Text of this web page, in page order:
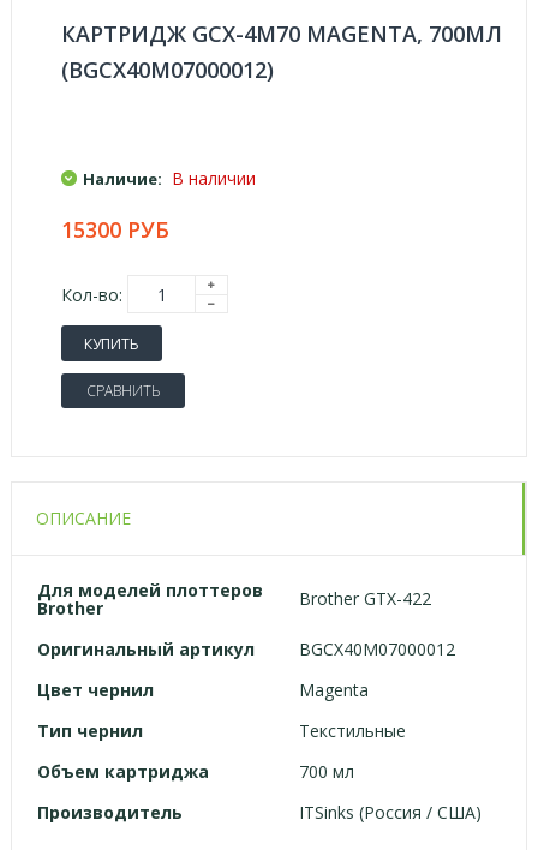
КАРТРИДЖ GCX-4M70 MAGENTA, 700МЛ
(BGCX40M07000012)
Наличие: В наличии
15300 РУБ
Кол-во:
КУПИТЬ
СРАВНИТЬ
ОПИСАНИЕ
Для моделей плоттеров
Brother Brother GTX-422
Оригинальный артикул
BGCX40M07000012
Цвет чернил
Magenta
Тип чернил
Текстильные
Объем картриджа
700 мл
Производитель
ITSinks (Россия / США)